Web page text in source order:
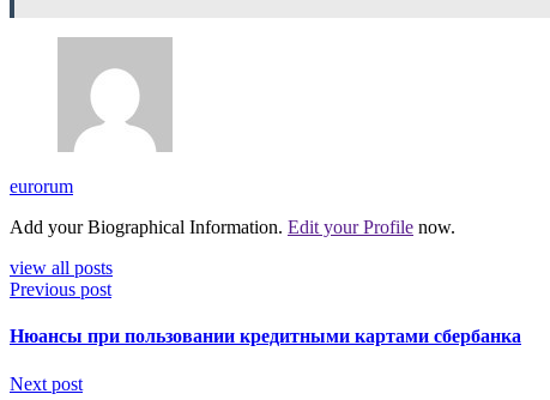
eurorum
Add your Biographical Information. Edit your Profile now.
view all posts
Previous post
Нюансы при пользовании кредитными картами сбербанка
Next post